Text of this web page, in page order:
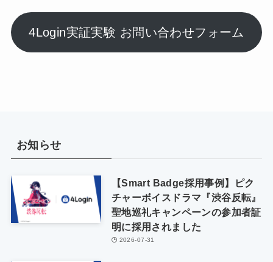
4Login実証実験 お問い合わせフォーム
お知らせ
【Smart Badge採用事例】ピク
チャーボイスドラマ『渋谷反転』
聖地巡礼キャンペーンの参加者証
明に採用されました
2026-07-31